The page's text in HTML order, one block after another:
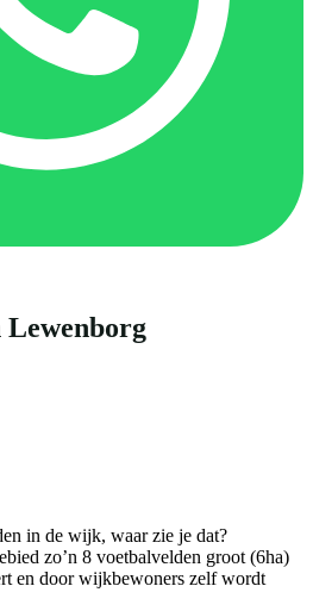
in de wijk, waar zie je dat?
zo’n 8 voetbalvelden groot (6ha)
en door wijkbewoners zelf wordt